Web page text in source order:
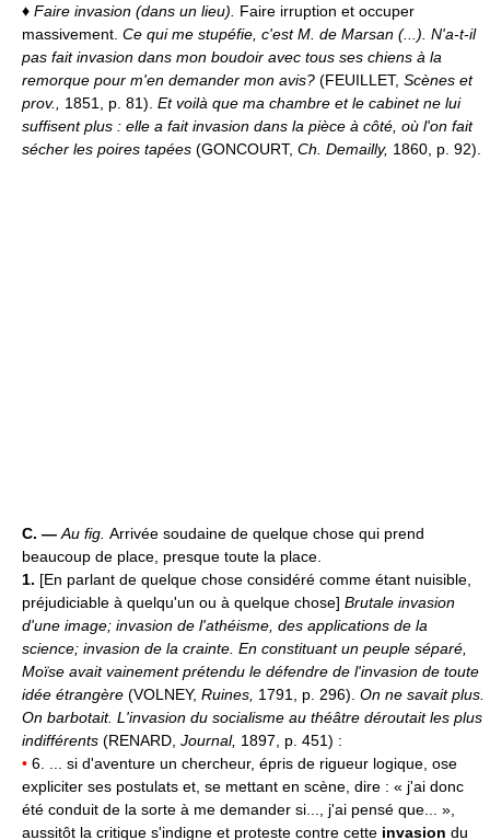
♦ Faire invasion (dans un lieu). Faire irruption et occuper
massivement. Ce qui me stupéfie, c'est M. de Marsan (...). N'a-t-il
pas fait invasion dans mon boudoir avec tous ses chiens à la
remorque pour m'en demander mon avis? (FEUILLET, Scènes et
prov., 1851, p. 81). Et voilà que ma chambre et le cabinet ne lui
suffisent plus : elle a fait invasion dans la pièce à côté, où l'on fait
sécher les poires tapées (GONCOURT, Ch. Demailly, 1860, p. 92).
C. — Au fig. Arrivée soudaine de quelque chose qui prend
beaucoup de place, presque toute la place.
1. [En parlant de quelque chose considéré comme étant nuisible,
préjudiciable à quelqu'un ou à quelque chose] Brutale invasion
d'une image; invasion de l'athéisme, des applications de la
science; invasion de la crainte. En constituant un peuple séparé,
Moïse avait vainement prétendu le défendre de l'invasion de toute
idée étrangère (VOLNEY, Ruines, 1791, p. 296). On ne savait plus.
On barbotait. L'invasion du socialisme au théâtre déroutait les plus
indifférents (RENARD, Journal, 1897, p. 451) :
• 6. ... si d'aventure un chercheur, épris de rigueur logique, ose
expliciter ses postulats et, se mettant en scène, dire : « j'ai donc
été conduit de la sorte à me demander si..., j'ai pensé que... »,
aussitôt la critique s'indigne et proteste contre cette invasion du